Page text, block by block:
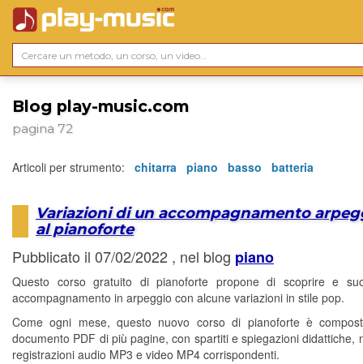
Blog play-music.com
pagina 72
Articoli per strumento: chitarra piano basso batteria
Variazioni di un accompagnamento
al pianoforte
Pubblicato il 07/02/2022 , nel blog piano
Questo corso gratuito di pianoforte propone di scoprire e
accompagnamento in arpeggio con alcune variazioni in stile pop.
Come ogni mese, questo nuovo corso di pianoforte è
documento PDF di più pagine, con spartiti e spiegazioni didattiche,
registrazioni audio MP3 e video MP4 corrispondenti.